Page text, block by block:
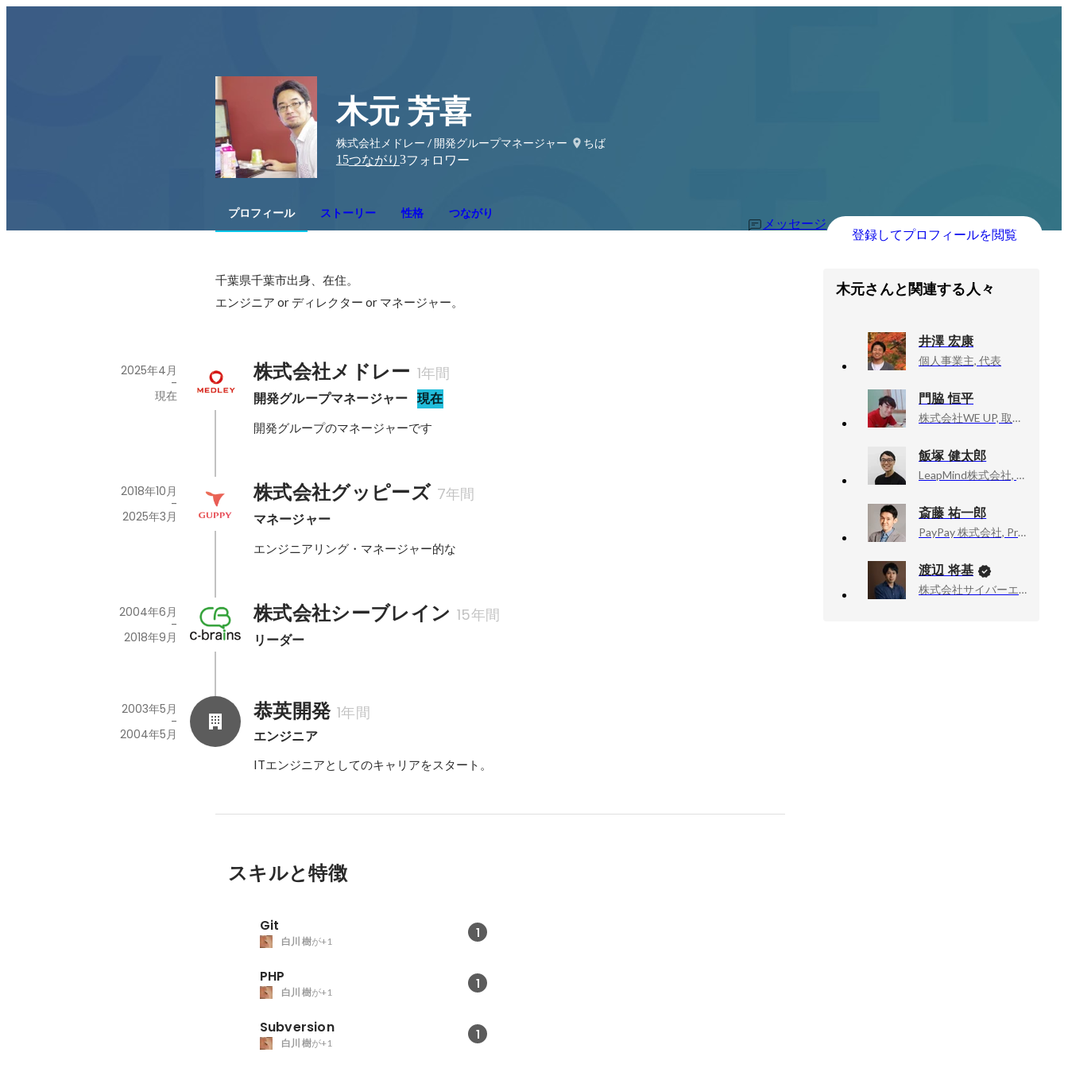
木元 芳喜
株式会社メドレー / 開発グループマネージャー
ちば
15つながり 3フォロワー
プロフィール ストーリー 性格 つながり
メッセージ
登録してプロフィールを閲覧
千葉県千葉市出身、在住。
エンジニア or ディレクター or マネージャー。
株式会社メドレー 1年間
開発グループマネージャー 現在
2025年4月
-
現在
開発グループのマネージャーです
株式会社グッピーズ 7年間
マネージャー
2018年10月
-
2025年3月
エンジニアリング・マネージャー的な
株式会社シーブレイン 15年間
リーダー
2004年6月
-
2018年9月
恭英開発 1年間
エンジニア
2003年5月
-
2004年5月
ITエンジニアとしてのキャリアをスタート。
スキルと特徴
Git 1
白川 樹が+1
PHP 1
白川 樹が+1
Subversion 1
白川 樹が+1
木元さんと関連する人々
井澤 宏康
個人事業主, 代表
門脇 恒平
株式会社WE UP, 取締役 CTO
飯塚 健太郎
LeapMind株式会社, エンジニアリングマネージャ
斎藤 祐一郎
PayPay 株式会社, Product 統括本部 システム本部 System Platform 部 部長
渡辺 将基
株式会社サイバーエージェント, 新R25編集長